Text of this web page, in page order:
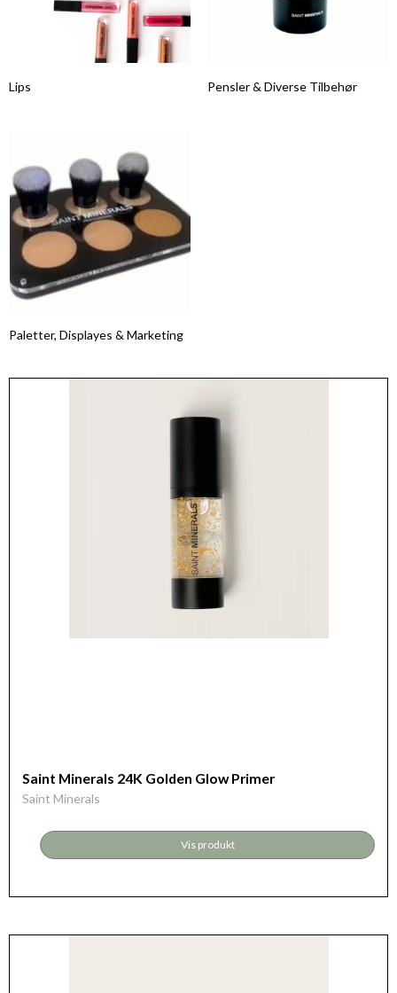
Lips Pensler & Diverse Tilbehør
Paletter, Displayes & Marketing
Saint Minerals 24K Golden Glow Primer
Saint Minerals
Vis produkt